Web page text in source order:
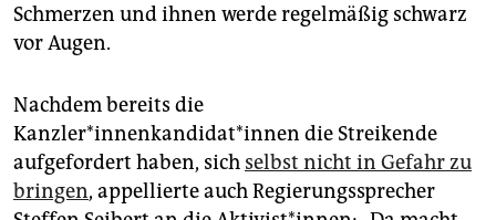
Schmerzen und ihnen werde regelmäßig schwarz
vor Augen.
Nachdem bereits die
Kanzler*innenkandidat*innen die Streikende
aufgefordert haben, sich selbst nicht in Gefahr zu
bringen, appellierte auch Regierungssprecher